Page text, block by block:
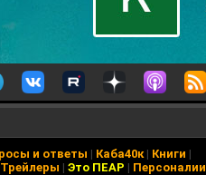
и ответы | Каба40к| Книги |
Трейлеры | Это ПЕАР | Персоналии